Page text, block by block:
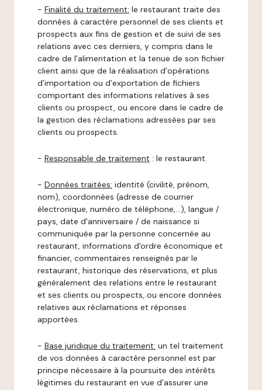
- Finalité du traitement: le restaurant traite des
données à caractère personnel de ses clients et
prospects aux fins de gestion et de suivi de ses
relations avec ces derniers, y compris dans le
cadre de l’alimentation et la tenue de son fichier
client ainsi que de la réalisation d’opérations
d’importation ou d’exportation de fichiers
comportant des informations relatives à ses
clients ou prospect, ou encore dans le cadre de
la gestion des réclamations adressées par ses
clients ou prospects.
- Responsable de traitement : le restaurant.
- Données traitées: identité (civilité, prénom,
nom), coordonnées (adresse de courrier
électronique, numéro de téléphone,…), langue /
pays, date d'anniversaire / de naissance si
communiquée par la personne concernée au
restaurant, informations d'ordre économique et
financier, commentaires renseignés par le
restaurant, historique des réservations, et plus
généralement des relations entre le restaurant
et ses clients ou prospects, ou encore données
relatives aux réclamations et réponses
apportées.
- Base juridique du traitement: un tel traitement
de vos données à caractère personnel est par
principe nécessaire à la poursuite des intérêts
légitimes du restaurant en vue d'assurer une